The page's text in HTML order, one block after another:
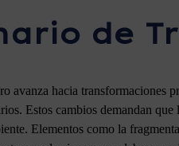
de
avanza hacia transformaciones
Estos cambios demandan
Elementos como la